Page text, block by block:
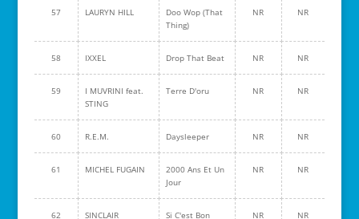
57 LAURYN HILL
Doo Wop (That
Thing)
NR NR
58 IXXEL Drop That Beat NR NR
59
I MUVRINI feat.
STING
Terre D'oru NR NR
60 R.E.M. Daysleeper NR NR
61 MICHEL FUGAIN
2000 Ans Et Un
Jour
NR NR
62 SINCLAIR
Si C'est Bon
NR NR